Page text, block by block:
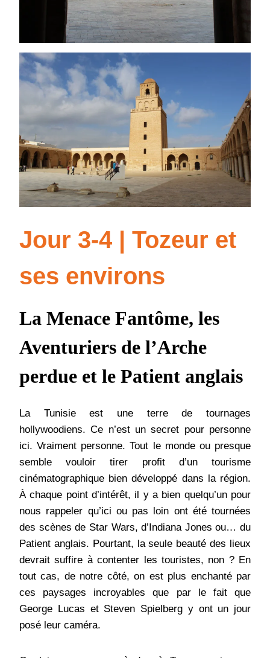
Jour 3-4 | Tozeur et
ses environs
La Menace Fantôme, les
Aventuriers de l’Arche
perdue et le Patient anglais
La Tunisie est une terre de tournages
hollywoodiens. Ce n’est un secret pour personne
ici. Vraiment personne. Tout le monde ou presque
semble vouloir tirer profit d’un tourisme
cinématographique bien développé dans la région.
À chaque point d’intérêt, il y a bien quelqu’un pour
nous rappeler qu’ici ou pas loin ont été tournées
des scènes de Star Wars, d’Indiana Jones ou… du
Patient anglais. Pourtant, la seule beauté des lieux
devrait suffire à contenter les touristes, non ? En
tout cas, de notre côté, on est plus enchanté par
ces paysages incroyables que par le fait que
George Lucas et Steven Spielberg y ont un jour
posé leur caméra.